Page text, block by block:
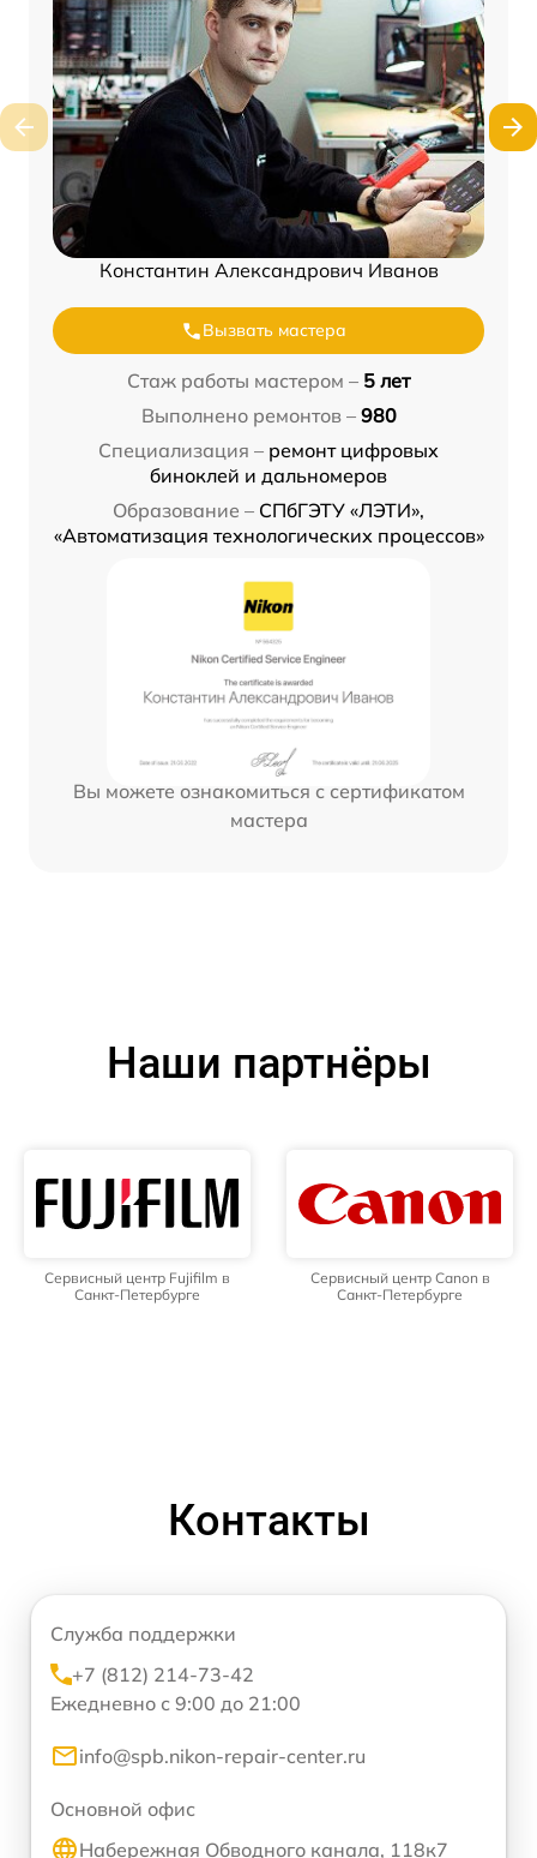
Константин Александрович Иванов
Вызвать мастера
Стаж работы мастером – 5 лет
Выполнено ремонтов – 980
Специализация – ремонт цифровых
биноклей и дальномеров
Образование – СПбГЭТУ «ЛЭТИ»,
«Автоматизация технологических процессов»
Вы можете ознакомиться с сертификатом
мастера
Наши партнёры
Сервисный центр Fujifilm в
Санкт-Петербурге
Сервисный центр Canon в
Санкт-Петербурге
Контакты
Служба поддержки
+7 (812) 214-73-42
Ежедневно с 9:00 до 21:00
info@spb.nikon-repair-center.ru
Основной офис
Набережная Обводного канала, 118к7